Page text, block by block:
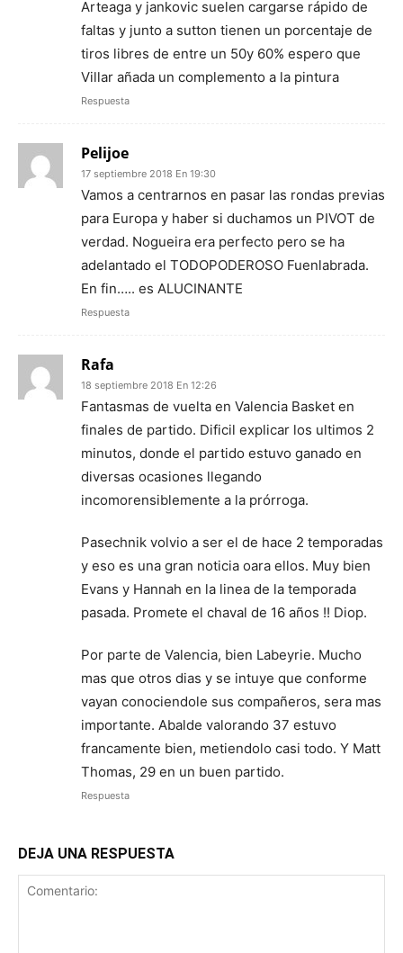
Arteaga y jankovic suelen cargarse rápido de
faltas y junto a sutton tienen un porcentaje de
tiros libres de entre un 50y 60% espero que
Villar añada un complemento a la pintura
Respuesta
Pelijoe
17 septiembre 2018 En 19:30
Vamos a centrarnos en pasar las rondas previas
para Europa y haber si duchamos un PIVOT de
verdad. Nogueira era perfecto pero se ha
adelantado el TODOPODEROSO Fuenlabrada.
En fin….. es ALUCINANTE
Respuesta
Rafa
18 septiembre 2018 En 12:26
Fantasmas de vuelta en Valencia Basket en
finales de partido. Dificil explicar los ultimos 2
minutos, donde el partido estuvo ganado en
diversas ocasiones llegando
incomorensiblemente a la prórroga.
Pasechnik volvio a ser el de hace 2 temporadas
y eso es una gran noticia oara ellos. Muy bien
Evans y Hannah en la linea de la temporada
pasada. Promete el chaval de 16 años !! Diop.
Por parte de Valencia, bien Labeyrie. Mucho
mas que otros dias y se intuye que conforme
vayan conociendole sus compañeros, sera mas
importante. Abalde valorando 37 estuvo
francamente bien, metiendolo casi todo. Y Matt
Thomas, 29 en un buen partido.
Respuesta
DEJA UNA RESPUESTA